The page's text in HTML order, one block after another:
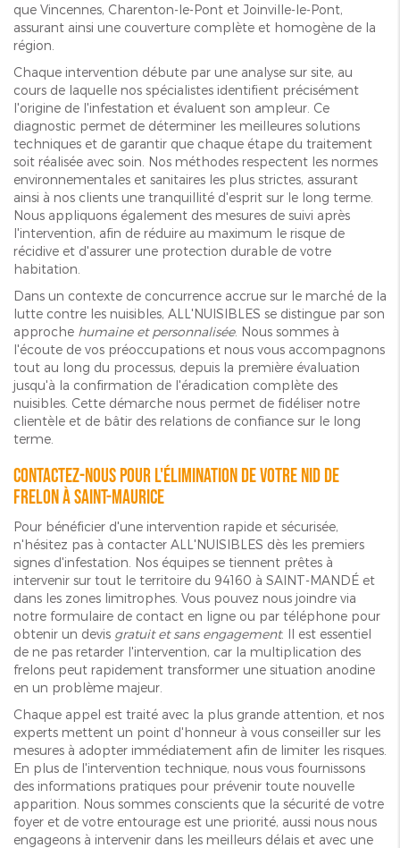
que Vincennes, Charenton-le-Pont et Joinville-le-Pont,
assurant ainsi une couverture complète et homogène de la
région.
Chaque intervention débute par une analyse sur site, au
cours de laquelle nos spécialistes identifient précisément
l'origine de l'infestation et évaluent son ampleur. Ce
diagnostic permet de déterminer les meilleures solutions
techniques et de garantir que chaque étape du traitement
soit réalisée avec soin. Nos méthodes respectent les normes
environnementales et sanitaires les plus strictes, assurant
ainsi à nos clients une tranquillité d'esprit sur le long terme.
Nous appliquons également des mesures de suivi après
l'intervention, afin de réduire au maximum le risque de
récidive et d'assurer une protection durable de votre
habitation.
Dans un contexte de concurrence accrue sur le marché de la
lutte contre les nuisibles, ALL'NUISIBLES se distingue par son
approche humaine et personnalisée. Nous sommes à
l'écoute de vos préoccupations et nous vous accompagnons
tout au long du processus, depuis la première évaluation
jusqu'à la confirmation de l'éradication complète des
nuisibles. Cette démarche nous permet de fidéliser notre
clientèle et de bâtir des relations de confiance sur le long
terme.
Contactez-nous pour l'élimination de votre nid de
frelon à Saint-Maurice
Pour bénéficier d'une intervention rapide et sécurisée,
n'hésitez pas à contacter ALL'NUISIBLES dès les premiers
signes d'infestation. Nos équipes se tiennent prêtes à
intervenir sur tout le territoire du 94160 à SAINT-MANDÉ et
dans les zones limitrophes. Vous pouvez nous joindre via
notre formulaire de contact en ligne ou par téléphone pour
obtenir un devis gratuit et sans engagement. Il est essentiel
de ne pas retarder l'intervention, car la multiplication des
frelons peut rapidement transformer une situation anodine
en un problème majeur.
Chaque appel est traité avec la plus grande attention, et nos
experts mettent un point d'honneur à vous conseiller sur les
mesures à adopter immédiatement afin de limiter les risques.
En plus de l'intervention technique, nous vous fournissons
des informations pratiques pour prévenir toute nouvelle
apparition. Nous sommes conscients que la sécurité de votre
foyer et de votre entourage est une priorité, aussi nous nous
engageons à intervenir dans les meilleurs délais et avec une